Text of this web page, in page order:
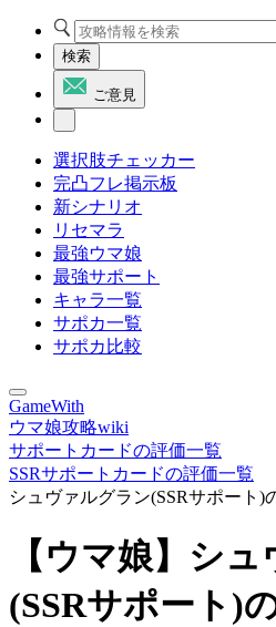
検索
ご意見
選択肢チェッカー
完凸フレ掲示板
新シナリオ
リセマラ
最強ウマ娘
最強サポート
キャラ一覧
サポカ一覧
サポカ比較
GameWith
ウマ娘攻略wiki
サポートカードの評価一覧
SSRサポートカードの評価一覧
シュヴァルグラン(SSRサポート)
【ウマ娘】シ
(SSRサポート)